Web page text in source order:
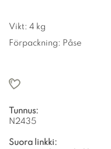
Vikt: 4 kg
Förpackning: Påse
Tunnus:
N2435
Suora linkki: